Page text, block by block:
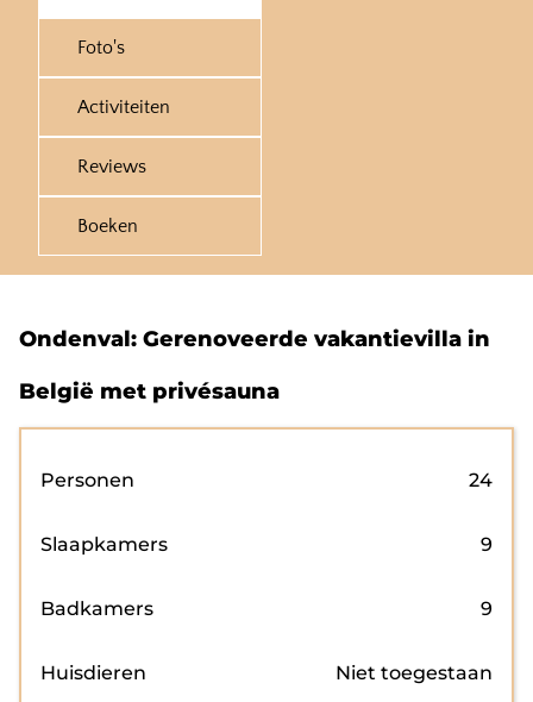
Foto's
Activiteiten
Reviews
Boeken
Ondenval: Gerenoveerde vakantievilla in
België met privésauna
Personen 24
Slaapkamers 9
Badkamers 9
Huisdieren Niet toegestaan